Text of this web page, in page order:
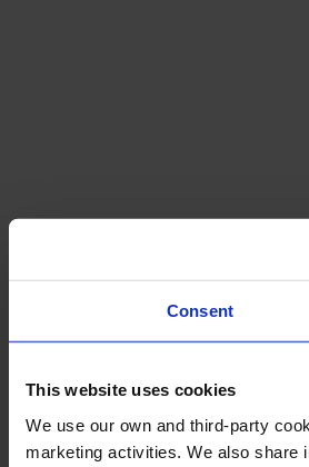
Consent
This website uses cookies
We use our own and third-party
marketing activities. We also share